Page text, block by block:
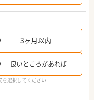
3ヶ月以内
良いところがあれば
を選択してください